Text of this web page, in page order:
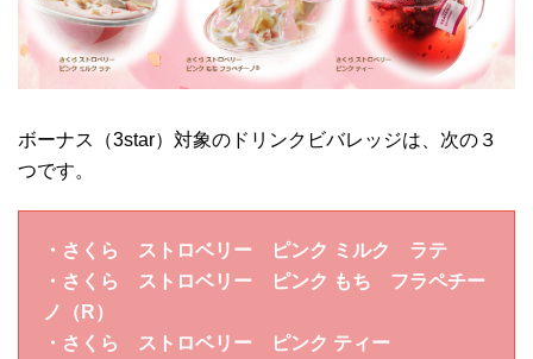
ボーナス（3star）対象のドリンクビバレッジは、次の３
つです。
・さくら ストロベリー ピンク ミルク ラテ
・さくら ストロベリー ピンク もち フラペチー
ノ（R）
・さくら ストロベリー ピンク ティー